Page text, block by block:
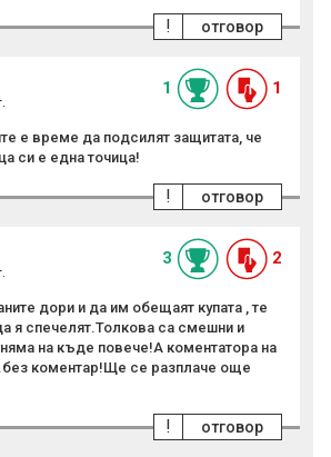
отговор
!
1 1
е време да подсилят защитата, че
си е една точица!
отговор
!
3 2
дори и да им обещаят купата , те
я спечелят.Толкова са смешни и
на къде повече!А коментатора на
коментар!Ще се разплаче още
отговор
!